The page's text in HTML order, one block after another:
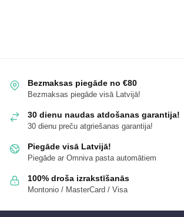
Bezmaksas piegāde no €80
Bezmaksas piegāde visā Latvijā!
30 dienu naudas atdošanas garantija!
30 dienu preču atgriešanas garantija!
Piegāde visā Latvijā!
Piegāde ar Omniva pasta automātiem
100% droša izrakstīšanās
Montonio / MasterCard / Visa